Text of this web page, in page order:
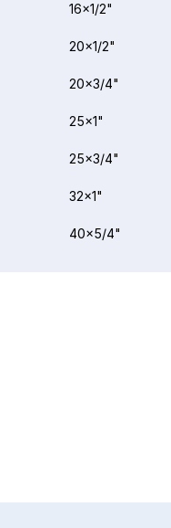
16x1/2"
20x1/2"
20x3/4"
25x1"
25x3/4"
32x1"
40x5/4"